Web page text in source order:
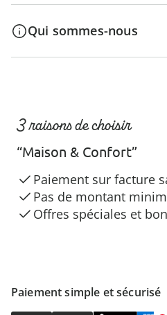
Qui sommes-nous
Paiement simple et sécurisé
3 raisons de choisir
“Maison & Confort”
Paiement sur facture
Pas de montant
Offres spéciales et